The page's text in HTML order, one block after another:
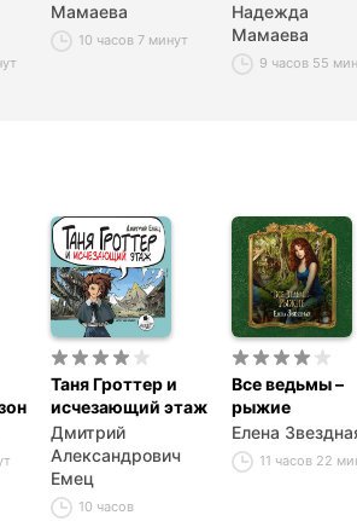
Мамаева
10 часов 7 минут
Надежда
Мамаева
9 часов 55
Таня Гроттер и
исчезающий этаж
Дмитрий
Александрович
Емец
10 часов
Все ведьмы –
рыжие
Елена
11 часов 22